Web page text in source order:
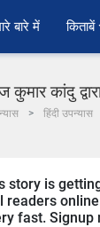
बारे में किताबें
कांदु
हिंदी उपन्यास
story is
fast. Signup